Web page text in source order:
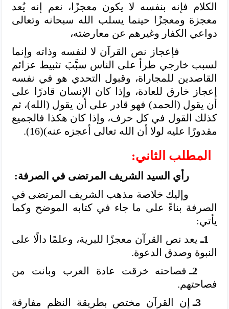
الكلام فإنه بنفسه لا يكون معجزًا، نعم إنه يُعد
معجزة ومعجزًا حينما يسلب الله سبحانه وتعالى
دواعي الكفار وغيرهم عن معارضته،
فإعجاز نص القرآن لا لنفسه وذاته وإنما
لسبب خارجي طرأ على الناس سبَّبَ تثبيط عزائم
القاصدين للمجاراة، وقبول التحدي هو في نفسه
إعجاز خارق للعادة، وإذا كان الإنسان قادرًا على
أن يقول (الحمد) فهو قادر على أن يقول (الله)، ثم
كذلك القول في كل حرف، وإذا كان هكذا فالجميع
مقدورًا عليه لولا أن الله تعالى أعجزه عنه)(16).
المطلب الثاني:
رأي السيد الشريف المرتضى في الصرفة:
وإليك خلاصة مذهب الشريف المرتضى في
الصرفة بناءً على ما جاء في كتابه الموضح وكما
يأتي:
يعد نص القرآن معجزًا للبرية، وعلمًا دالًا على
النبوة وصدق الدعوة.
فصاحته خرقت عادة العرب وبانت من
فصاحتهم.
3ـ
إن القرآن مختص بطريقة النظم مفارقة